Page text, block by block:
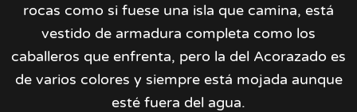
rocas como si fuese una isla que camina, está
vestido de armadura completa como los
caballeros que enfrenta, pero la del Acorazado es
de varios colores y siempre está mojada aunque
esté fuera del agua.